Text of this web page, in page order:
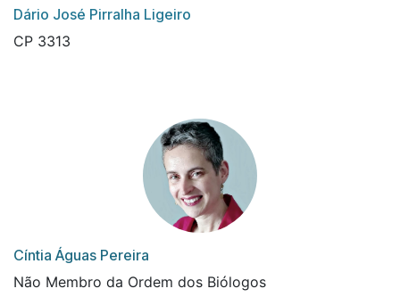
Dário José Pirralha Ligeiro
CP 3313
Cíntia Águas Pereira
Não Membro da Ordem dos Biólogos